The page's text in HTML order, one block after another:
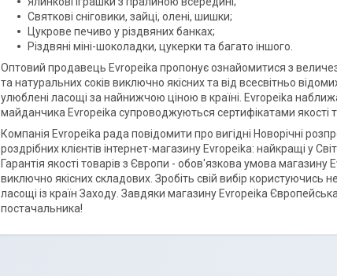
Святкові сніговики, зайці, олені, шишки;
Цукрове печиво у різдвяних банках;
Різдвяні міні-шоколадки, цукерки та багато іншого.
Оптовий продавець Evropeika пропонує ознайомитися з
та натуральних соків виключно якісних та від всесвітньо
улюблені ласощі за найнижчою ціною в країні. Evropeika
майданчика Evropeika супроводжуються сертифікатами якості
Компанія Evropeika рада повідомити про вигідні Новорічні
роздрібних клієнтів інтернет-магазину Evropeika: найкращі у
Гарантія якості товарів з Європи - обов'язкова умова
виключно якісних складових. Зробіть свій вибір
ласощі із країн Заходу. Завдяки магазину Evropeika
постачальника!